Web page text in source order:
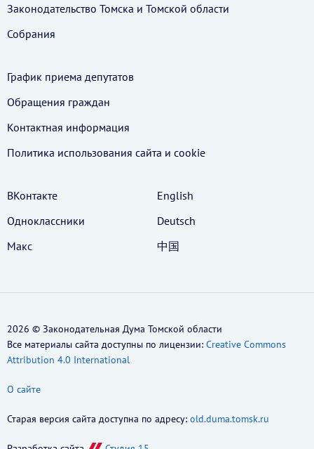
Законодательство Томска и Томской области
Собрания
График приема депутатов
Обращения граждан
Контактная информация
Политика использования cайта и cookie
ВКонтакте
Одноклассники
Макс
English
Deutsch
中国
2026 © Законодательная Дума Томской области
Все материалы сайта доступны по лицензии: Creative Commons
Attribution 4.0 International
О сайте
Старая версия сайта доступна по адресу: old.duma.tomsk.ru